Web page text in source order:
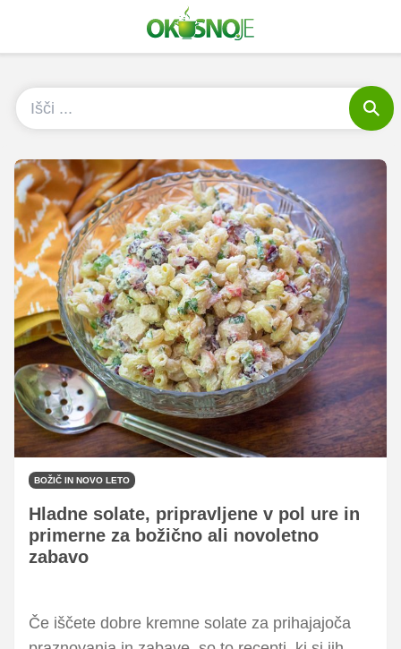
BOŽIČ IN NOVO LETO
Hladne solate, pripravljene v pol ure in
primerne za božično ali novoletno
zabavo
Če iščete dobre kremne solate za prihajajoča